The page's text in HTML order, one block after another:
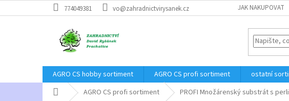
na
774049381 vo@zahradnictvirysanek.cz JAK NAKUPOVAT
AGRO CS hobby sortiment AGRO CS profi sortiment ostatní
Domů AGRO CS profi sortiment PROFI Množárenský substrát s